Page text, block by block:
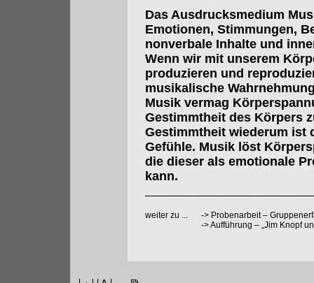
Das Ausdrucksmedium
Emotionen, Stimmungen,
nonverbale Inhalte und
Wenn wir mit unserem
produzieren und
musikalische
Musik vermag
Gestimmtheit des Körpers
Gestimmtheit wiederum ist
Gefühle. Musik löst
die dieser als emotionale
kann.
weiter zu ... -> Probenarbeit –
->Aufführung – „Jim Knopf